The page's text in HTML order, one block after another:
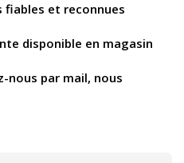
fiables et reconnues
disponible en magasin
nous par mail, nous